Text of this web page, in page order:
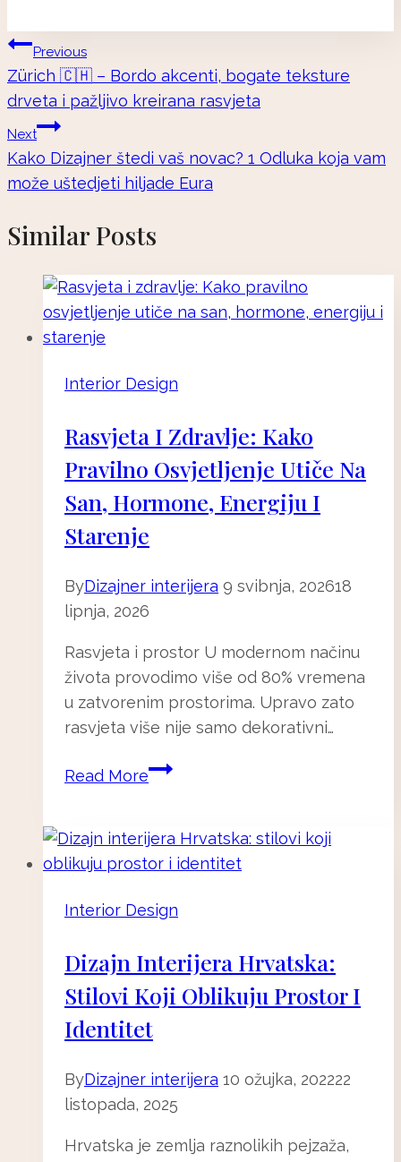
Navigacija
Objava
Previous
Zürich 🇨🇭 – Bordo akcenti, bogate teksture
drveta i pažljivo kreirana rasvjeta
Next
Kako Dizajner štedi vaš novac? 1 Odluka koja vam
može uštedjeti hiljade Eura
Similar Posts
Interior Design
Rasvjeta I Zdravlje: Kako
Pravilno Osvjetljenje Utiče Na
San, Hormone, Energiju I
Starenje
ByDizajner interijera 9 svibnja, 202618
lipnja, 2026
Rasvjeta i prostor U modernom načinu
života provodimo više od 80% vremena
u zatvorenim prostorima. Upravo zato
rasvjeta više nije samo dekorativni…
Read MoreRasvjeta
Kako
pravilno
utiče
san,
hormone,
energiju
i
starenje
Interior Design
Dizajn Interijera Hrvatska:
Stilovi Koji Oblikuju Prostor I
Identitet
ByDizajner interijera 10 ožujka, 202222
listopada, 2025
Hrvatska je zemlja raznolikih pejzaža,